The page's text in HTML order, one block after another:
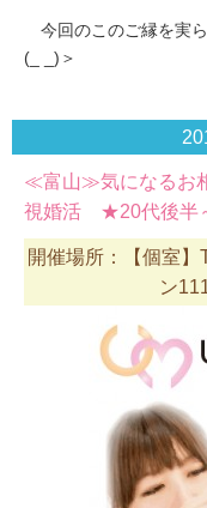
今回のこのご縁を実
(_ _)＞
≪富山≫気になるお
視婚活 ★20代後半
開催場所：【個室】
ン